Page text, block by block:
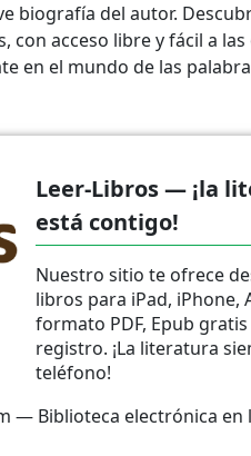
biografía del autor.
con acceso libre y fácil a
en el mundo de las
Leer-Libros — ¡la
está contigo!
Nuestro sitio te ofrece
libros para iPad, iPhone,
formato PDF, Epub
registro. ¡La literatura
teléfono!
Biblioteca electrónica en